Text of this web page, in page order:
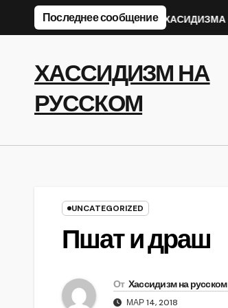
Перейти
Последнее сообщение
ФИЛОСОФИЯ ХАСИДИЗМА
ХАССИДИЗМ НА
РУССКОМ
UNCATEGORIZED
Пшат и драш
От Хассидизм на русском
МАР 14, 2018